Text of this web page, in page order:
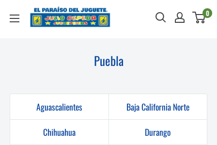
directamente
Julio
Cepeda
0
Puebla
Aguascalientes
Baja California Norte
Chihuahua
Durango